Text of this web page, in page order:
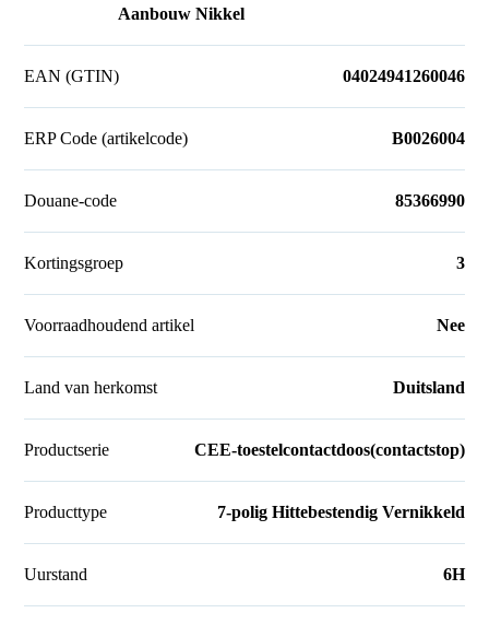
Aanbouw Nikkel
EAN (GTIN) 04024941260046
ERP Code (artikelcode) B0026004
Douane-code 85366990
Kortingsgroep 3
Voorraadhoudend artikel Nee
Land van herkomst Duitsland
Productserie CEE-toestelcontactdoos(contactstop)
Producttype 7-polig Hittebestendig Vernikkeld
Uurstand 6H